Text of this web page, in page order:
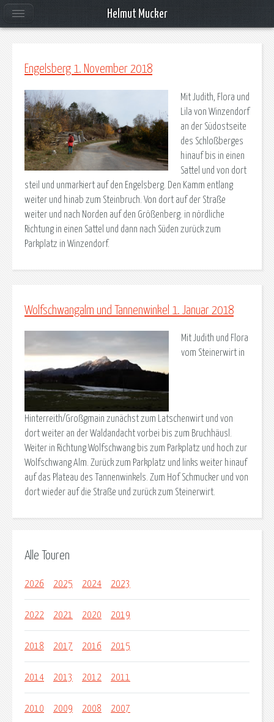
Engelsberg 1. November 2018
Mit Judith, Flora und
Lila von Winzendorf
an der Südostseite
des Schloßberges
hinauf bis in einen
Sattel und von dort
steil und unmarkiert auf den Engelsberg. Den Kamm entlang
weiter und hinab zum Steinbruch. Von dort auf der Straße
weiter und nach Norden auf den Größenberg. in nördliche
Richtung in einen Sattel und dann nach Süden zurück zum
Parkplatz in Winzendorf.
Wolfschwangalm und Tannenwinkel 1. Januar 2018
Mit Judith und Flora
vom Steinerwirt in
Hinterreith/Großgmain zunächst zum Latschenwirt und von
dort weiter an der Waldandacht vorbei bis zum Bruchhäusl.
Weiter in Richtung Wolfschwang bis zum Parkplatz und hoch zur
Wolfschwang Alm. Zurück zum Parkplatz und links weiter hinauf
auf das Plateau des Tannenwinkels. Zum Hof Schmucker und von
dort wieder auf die Straße und zurück zum Steinerwirt.
Alle Touren
2026 2025 2024 2023
2022 2021 2020 2019
2018 2017 2016 2015
2014 2013 2012 2011
2010 2009 2008 2007
Helmut Mucker